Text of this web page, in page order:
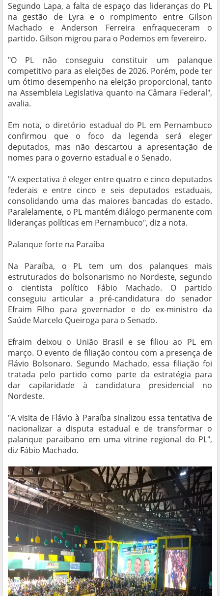
Segundo Lapa, a falta de espaço das lideranças do PL
na gestão de Lyra e o rompimento entre Gilson
Machado e Anderson Ferreira enfraqueceram o
partido. Gilson migrou para o Podemos em fevereiro.
"O PL não conseguiu constituir um palanque
competitivo para as eleições de 2026. Porém, pode ter
um ótimo desempenho na eleição proporcional, tanto
na Assembleia Legislativa quanto na Câmara Federal",
avalia.
Em nota, o diretório estadual do PL em Pernambuco
confirmou que o foco da legenda será eleger
deputados, mas não descartou a apresentação de
nomes para o governo estadual e o Senado.
"A expectativa é eleger entre quatro e cinco deputados
federais e entre cinco e seis deputados estaduais,
consolidando uma das maiores bancadas do estado.
Paralelamente, o PL mantém diálogo permanente com
lideranças políticas em Pernambuco", diz a nota.
Palanque forte na Paraíba
Na Paraíba, o PL tem um dos palanques mais
estruturados do bolsonarismo no Nordeste, segundo
o cientista político Fábio Machado. O partido
conseguiu articular a pré-candidatura do senador
Efraim Filho para governador e do ex-ministro da
Saúde Marcelo Queiroga para o Senado.
Efraim deixou o União Brasil e se filiou ao PL em
março. O evento de filiação contou com a presença de
Flávio Bolsonaro. Segundo Machado, essa filiação foi
tratada pelo partido como parte da estratégia para
dar capilaridade à candidatura presidencial no
Nordeste.
"A visita de Flávio à Paraíba sinalizou essa tentativa de
nacionalizar a disputa estadual e de transformar o
palanque paraibano em uma vitrine regional do PL",
diz Fábio Machado.